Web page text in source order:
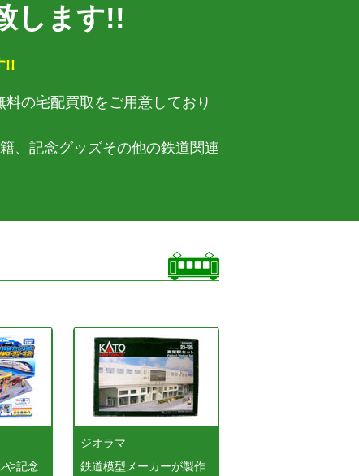
します!!
!!
の宅配買取をご用意しており
、記念グッズその他の鉄道関連
や記念
ジオラマ
鉄道模型メーカーが製作